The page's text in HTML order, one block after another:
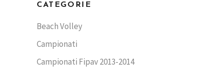
CATEGORIE
Beach Volley
Campionati
Campionati Fipav 2013-2014